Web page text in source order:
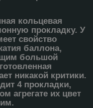
кольцевая
прокладку. У
свойство
баллона,
большой
никакой критики.
4 прокладки,
агрегате их цвет